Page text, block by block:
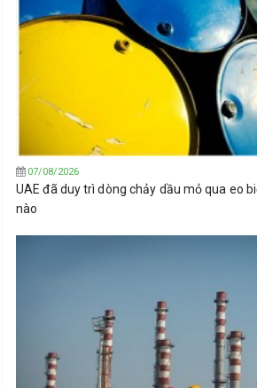
07/08/2026
UAE đã duy trì dòng chảy dầu mỏ qua eo
nào